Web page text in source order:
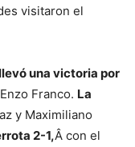
visitaron el
una victoria por
Franco. La
y Maximiliano
2-1,Â con el